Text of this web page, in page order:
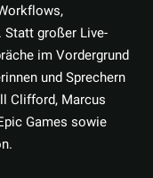
großer Live-
im Vordergrund
und Sprechern
Clifford, Marcus
Games sowie